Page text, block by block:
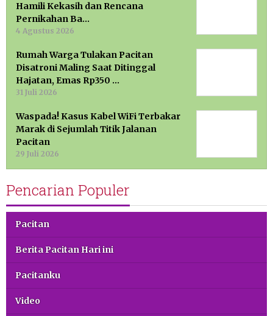
Hamili Kekasih dan Rencana
Pernikahan Ba…
4 Agustus 2026
Rumah Warga Tulakan Pacitan
Disatroni Maling Saat Ditinggal
Hajatan, Emas Rp350 …
31 Juli 2026
Waspada! Kasus Kabel WiFi Terbakar
Marak di Sejumlah Titik Jalanan
Pacitan
29 Juli 2026
Pencarian Populer
Pacitan
Berita Pacitan Hari ini
Pacitanku
Video